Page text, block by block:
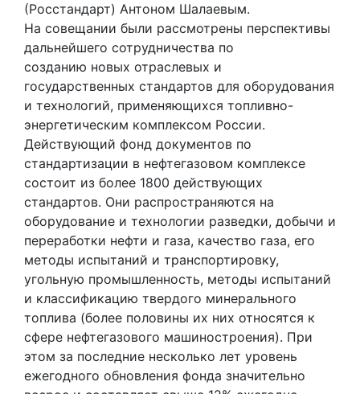
(Росстандарт) Антоном Шалаевым.
На совещании были рассмотрены перспективы
дальнейшего сотрудничества по
созданию новых отраслевых и
государственных стандартов для оборудования
и технологий, применяющихся топливно-
энергетическим комплексом России.
Действующий фонд документов по
стандартизации в нефтегазовом комплексе
состоит из более 1800 действующих
стандартов. Они распространяются на
оборудование и технологии разведки, добычи и
переработки нефти и газа, качество газа, его
методы испытаний и транспортировку,
угольную промышленность, методы испытаний
и классификацию твердого минерального
топлива (более половины их них относятся к
сфере нефтегазового машиностроения). При
этом за последние несколько лет уровень
ежегодного обновления фонда значительно